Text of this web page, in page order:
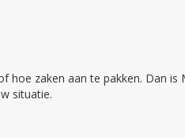
zaken aan te pakken. Dan is
situatie.